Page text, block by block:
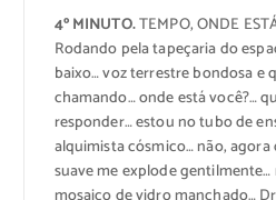
4º MINUTO.TEMPO, ONDE
Rodando pela tapeçaria do
baixo… voz terrestre bondosa e
chamando… onde está você?…
responder… estou no tubo de
alquimista cósmico… não,
suave me explode